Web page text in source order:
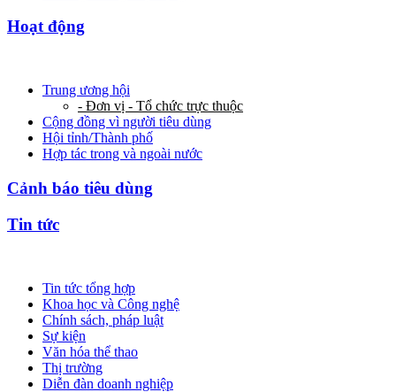
Hoạt động
Trung ương hội
- Đơn vị - Tổ chức trực thuộc
Cộng đồng vì người tiêu dùng
Hội tỉnh/Thành phố
Hợp tác trong và ngoài nước
Cảnh báo tiêu dùng
Tin tức
Tin tức tổng hợp
Khoa học và Công nghệ
Chính sách, pháp luật
Sự kiện
Văn hóa thể thao
Thị trường
Diễn đàn doanh nghiệp